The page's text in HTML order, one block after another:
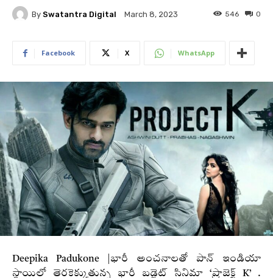
By Swatantra Digital March 8, 2023 0
546
Facebook X WhatsApp
Deepika Padukone |భారీ అంచనాలతో పాన్ ఇండియా
స్థాయిలో తెరకెక్కుతున్న భారీ బడ్జెట్ సినిమా ‘ప్రాజెక్ట్ K’ .